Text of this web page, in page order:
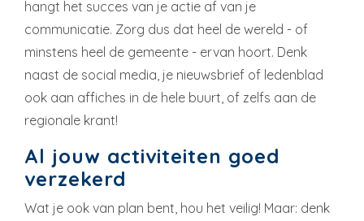
hangt het succes van je actie af van je
communicatie. Zorg dus dat heel de wereld - of
minstens heel de gemeente - ervan hoort. Denk
naast de social media, je nieuwsbrief of ledenblad
ook aan affiches in de hele buurt, of zelfs aan de
regionale krant!
Al jouw activiteiten goed
verzekerd
Wat je ook van plan bent, hou het veilig! Maar: denk